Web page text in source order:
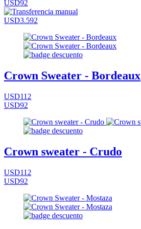
USD92
USD3.592
Crown Sweater - Bordeaux
USD112
USD92
Crown sweater - Crudo
USD112
USD92